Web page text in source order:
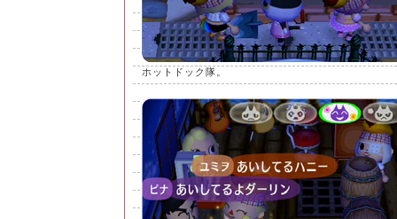
ホットドック隊。